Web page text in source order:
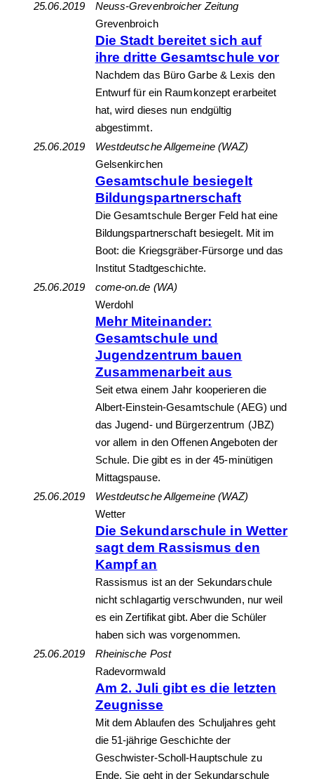
25.06.2019
Neuss-Grevenbroicher Zeitung
Grevenbroich
Die Stadt bereitet sich auf
ihre dritte Gesamtschule vor
Nachdem das Büro Garbe & Lexis den
Entwurf für ein Raumkonzept erarbeitet
hat, wird dieses nun endgültig
abgestimmt.
25.06.2019
Westdeutsche Allgemeine (WAZ)
Gelsenkirchen
Gesamtschule besiegelt
Bildungspartnerschaft
Die Gesamtschule Berger Feld hat eine
Bildungspartnerschaft besiegelt. Mit im
Boot: die Kriegsgräber-Fürsorge und das
Institut Stadtgeschichte.
25.06.2019
come-on.de (WA)
Werdohl
Mehr Miteinander:
Gesamtschule und
Jugendzentrum bauen
Zusammenarbeit aus
Seit etwa einem Jahr kooperieren die
Albert-Einstein-Gesamtschule (AEG) und
das Jugend- und Bürgerzentrum (JBZ)
vor allem in den Offenen Angeboten der
Schule. Die gibt es in der 45-minütigen
Mittagspause.
25.06.2019
Westdeutsche Allgemeine (WAZ)
Wetter
Die Sekundarschule in Wetter
sagt dem Rassismus den
Kampf an
Rassismus ist an der Sekundarschule
nicht schlagartig verschwunden, nur weil
es ein Zertifikat gibt. Aber die Schüler
haben sich was vorgenommen.
25.06.2019
Rheinische Post
Radevormwald
Am 2. Juli gibt es die letzten
Zeugnisse
Mit dem Ablaufen des Schuljahres geht
die 51-jährige Geschichte der
Geschwister-Scholl-Hauptschule zu
Ende. Sie geht in der Sekundarschule